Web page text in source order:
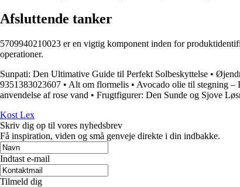
Afsluttende tanker
5709940210023 er en vigtig komponent inden for
operationer.
Sunpati: Den Ultimative Guide til Perfekt Solbeskyttelse •
9351383023607 • Alt om flormelis • Avocado olie til stegning –
anvendelse af rose vand • Frugtfigurer: Den Sunde og Sjove
Kost Lex
Skriv dig op til vores nyhedsbrev
Få inspiration, viden og små genveje direkte i din indbakke.
Indtast e-mail
Tilmeld dig